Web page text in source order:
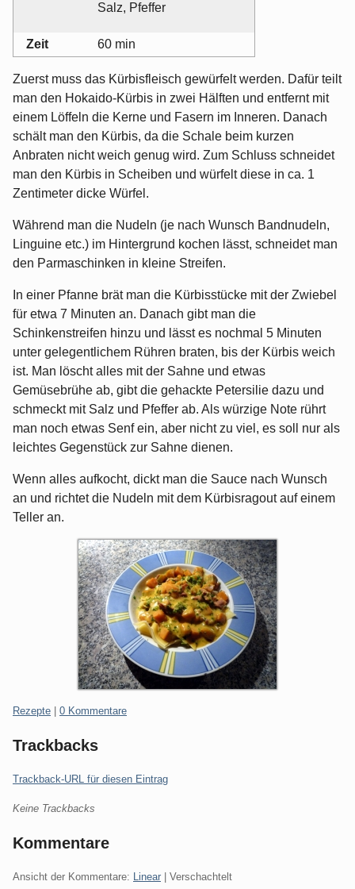
Salz, Pfeffer
Zeit 60 min
Zuerst muss das Kürbisfleisch gewürfelt werden. Dafür teilt
man den Hokaido-Kürbis in zwei Hälften und entfernt mit
einem Löffeln die Kerne und Fasern im Inneren. Danach
schält man den Kürbis, da die Schale beim kurzen
Anbraten nicht weich genug wird. Zum Schluss schneidet
man den Kürbis in Scheiben und würfelt diese in ca. 1
Zentimeter dicke Würfel.
Während man die Nudeln (je nach Wunsch Bandnudeln,
Linguine etc.) im Hintergrund kochen lässt, schneidet man
den Parmaschinken in kleine Streifen.
In einer Pfanne brät man die Kürbisstücke mit der Zwiebel
für etwa 7 Minuten an. Danach gibt man die
Schinkenstreifen hinzu und lässt es nochmal 5 Minuten
unter gelegentlichem Rühren braten, bis der Kürbis weich
ist. Man löscht alles mit der Sahne und etwas
Gemüsebrühe ab, gibt die gehackte Petersilie dazu und
schmeckt mit Salz und Pfeffer ab. Als würzige Note rührt
man noch etwas Senf ein, aber nicht zu viel, es soll nur als
leichtes Gegenstück zur Sahne dienen.
Wenn alles aufkocht, dickt man die Sauce nach Wunsch
an und richtet die Nudeln mit dem Kürbisragout auf einem
Teller an.
Kategorien:
Rezepte 0 Kommentare
Trackbacks
Trackback-URL für diesen Eintrag
Keine Trackbacks
Kommentare
Ansicht der Kommentare: Linear | Verschachtelt